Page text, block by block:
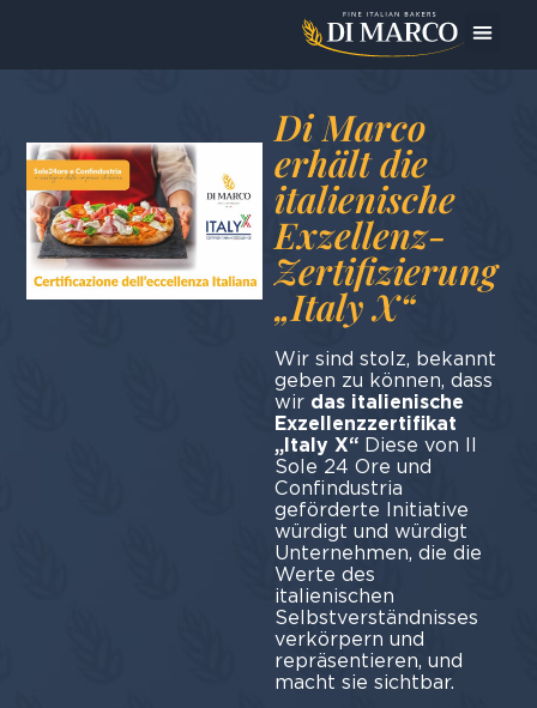
Di Marco
erhält die
italienische
Exzellenz-
Zertifizierung
„Italy X“
Wir sind stolz, bekannt
geben zu können, dass
wir das italienische
Exzellenzzertifikat
„Italy X“Diese von Il
Sole 24 Ore und
Confindustria
geförderte Initiative
würdigt und würdigt
Unternehmen, die die
Werte des
italienischen
Selbstverständnisses
verkörpern und
repräsentieren, und
macht sie sichtbar.